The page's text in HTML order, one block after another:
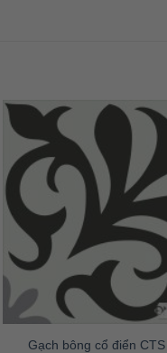
Gạch bông cổ điển CTS